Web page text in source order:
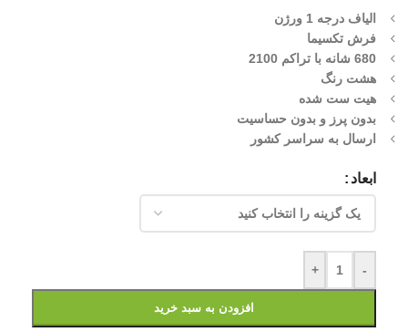
الیاف درجه 1 ورژن
فرش تکسیما
680 شانه با تراکم 2100
هشت رنگ
هیت ست شده
بدون پرز و بدون حساسیت
ارسال به سراسر کشور
ابعاد
-
+
افزودن به سبد خرید